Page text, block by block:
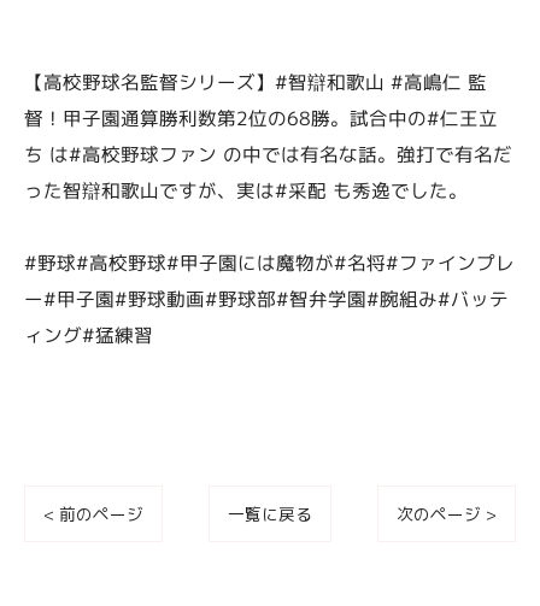
【高校野球名監督シリーズ】#智辯和歌山 #高嶋仁 監
督！甲子園通算勝利数第2位の68勝。試合中の#仁王立
ち は#高校野球ファン の中では有名な話。強打で有名だ
った智辯和歌山ですが、実は#采配 も秀逸でした。
#野球#高校野球#甲子園には魔物が#名将#ファインプレ
ー#甲子園#野球動画#野球部#智弁学園#腕組み#バッテ
ィング#猛練習
< 前のページ 一覧に戻る 次のページ >